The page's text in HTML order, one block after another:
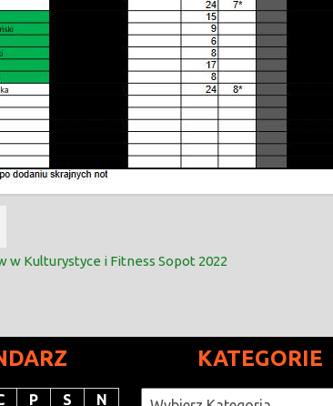
w Kulturystyce i Fitness Sopot 2022
P S N
KATEGORIE
Kategorie